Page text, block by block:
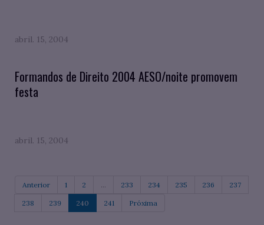
abril. 15, 2004
Formandos de Direito 2004 AESO/noite promovem
festa
abril. 15, 2004
Anterior 1 2 ... 233 234 235 236 237
238 239 240 241 Próxima